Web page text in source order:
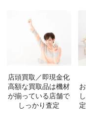
店頭買取／即現金化
高額な買取品は機材
が揃っている店舗で
しっかり査定